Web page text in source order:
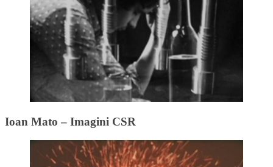
Ioan Mato – Imagini CSR